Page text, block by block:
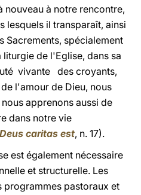
nouveau à notre rencontre,
lesquels il transparaît, ainsi
Sacrements, spécialement
de l'Eglise, dans sa
vivante des croyants,
l'amour de Dieu, nous
apprenons aussi de
dans notre vie
Deus caritas est, n. 17).
est également nécessaire
et structurelle. Les
programmes pastoraux et